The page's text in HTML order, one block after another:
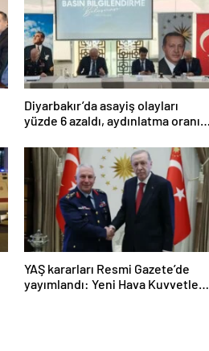
Diyarbakır’da asayiş olayları
yüzde 6 azaldı, aydınlatma oranı
YAŞ kararları Resmi Gazete’de
yayımlandı: Yeni Hava Kuvvetleri